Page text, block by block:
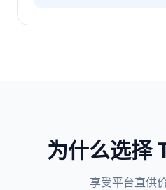
为什么选择
享受平台直供